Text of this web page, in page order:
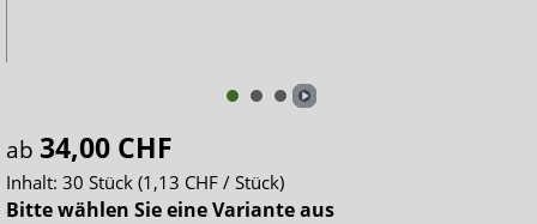
ab 34,00 CHF
Inhalt: 30 Stück (1,13 CHF / Stück)
Bitte wählen Sie eine Variante aus